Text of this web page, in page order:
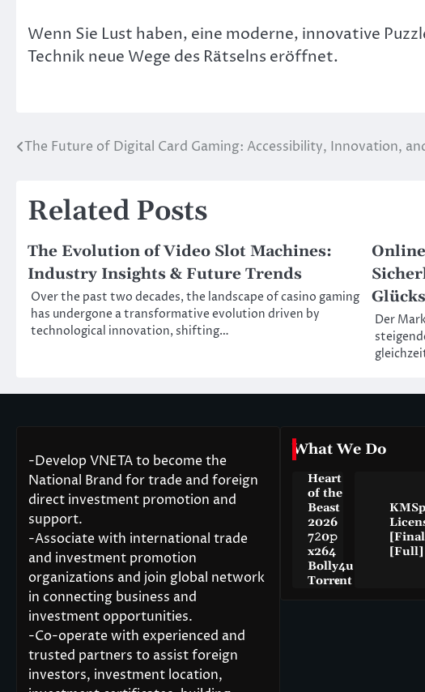
Wenn Sie Lust haben, eine moderne, innovative
Technik neue Wege des Rätselns eröffnet.
Post
The Future of Digital Card Gaming: Accessibility, Innovation,
Related Posts
The Evolution of Video Slot Machines:
Industry Insights & Future Trends
Over the past two decades, the landscape of casino gaming
has undergone a transformative evolution driven by
technological innovation, shifting…
Der
-Develop VNETA to become the
National Brand for trade and foreign
direct investment promotion and
support.
-Associate with international trade
and investment promotion
organizations and join global network
in connecting business and
investment opportunities.
-Co-operate with experienced and
trusted partners to assist foreign
investors, investment location,
What We Do
Heart
of the
Beast
2026
7𝟸0𝚙
x264
Bolly4u
Torr𝐞nt
[Full]